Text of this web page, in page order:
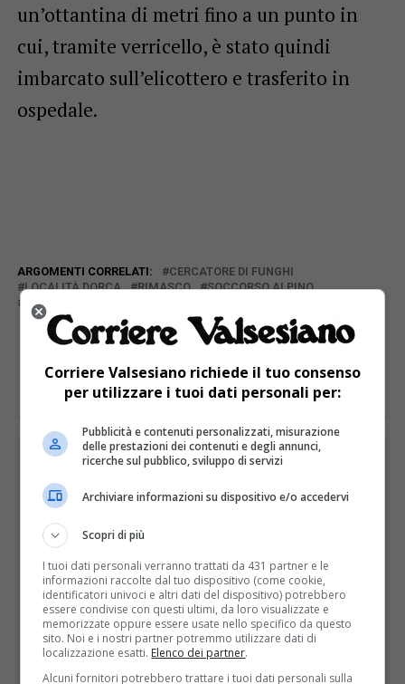
un’ottantina di metri fino a un punto in
cui, tramite verricello, è stato quindi
imbarcato sull’elicottero e trasferito in
ospedale.
ARGOMENTI CORRELATI:
CERCATORE DI FUNGHI
LOCALITÀ DORCA
RIMASCO
SOCCORSO ALPINO
SQUADRA
PUBBLICITÀ
Corriere Valsesiano richiede il tuo consenso
per utilizzare i tuoi dati personali per:
Pubblicità e contenuti personalizzati, misurazione
delle prestazioni dei contenuti e degli annunci,
ricerche sul pubblico, sviluppo di servizi
Archiviare informazioni su dispositivo e/o accedervi
Scopri di più
I tuoi dati personali verranno trattati da 431 partner e le
informazioni raccolte dal tuo dispositivo (come cookie,
identificatori univoci e altri dati del dispositivo) potrebbero
essere condivise con questi ultimi, da loro visualizzate e
memorizzate oppure essere usate nello specifico da questo
sito. Noi e i nostri partner potremmo utilizzare dati di
localizzazione esatti. Elenco dei partner.
Alcuni fornitori potrebbero trattare i tuoi dati personali sulla